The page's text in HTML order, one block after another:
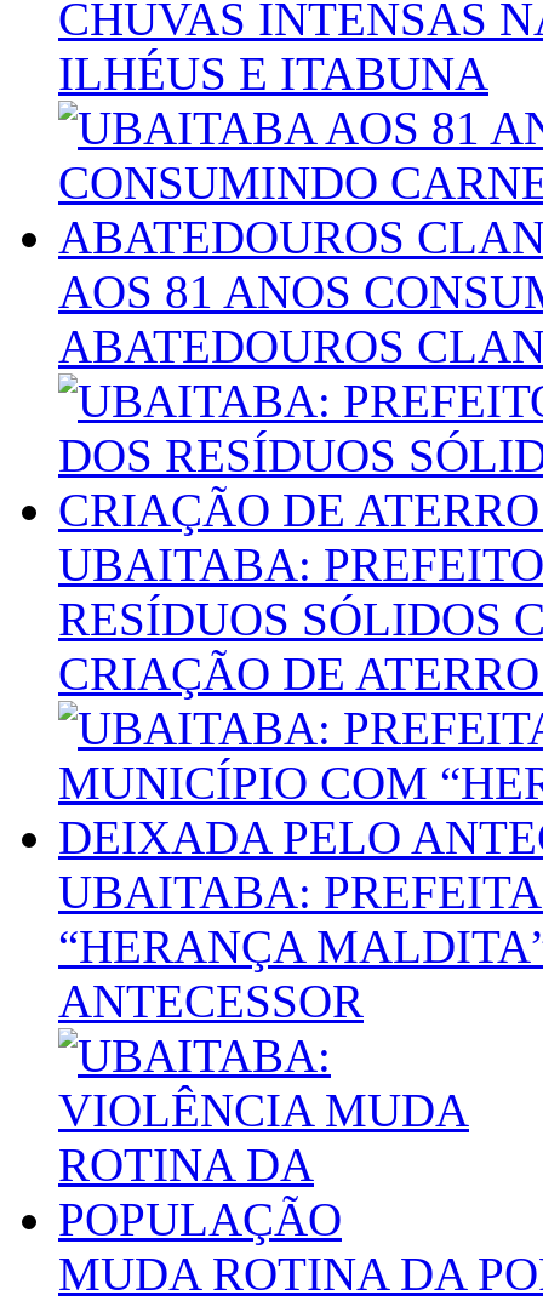
CHUVAS INTENSAS
ILHÉUS E ITABUNA
AOS 81 ANOS
ABATEDOUROS
UBAITABA:
RESÍDUOS SÓLIDOS
CRIAÇÃO DE
UBAITABA:
“HERANÇA
ANTECESSOR
MUDA ROTINA DA